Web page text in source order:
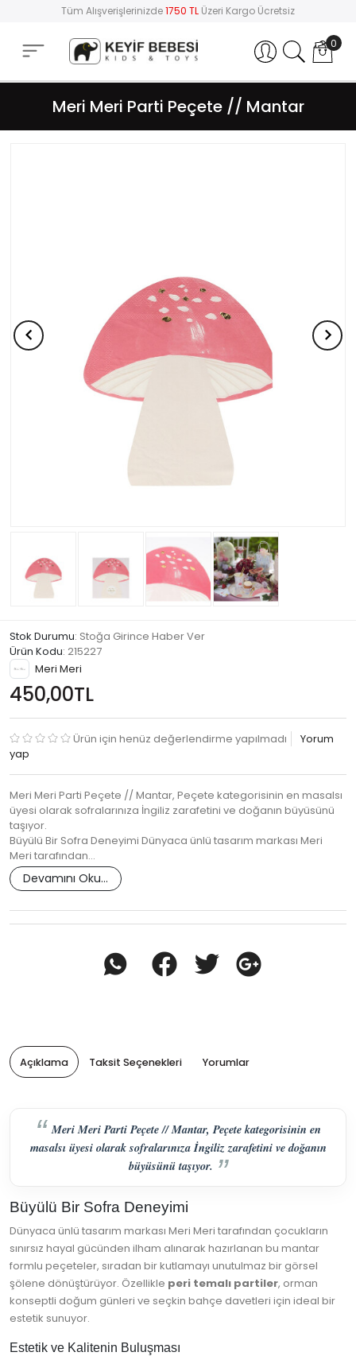
Tüm Alışverişlerinizde1750 TL Üzeri Kargo Ücretsiz
Hesabım 0
Meri Meri Parti Peçete // Mantar
Stok Durumu: Stoğa Girince Haber Ver
Ürün Kodu: 215227
Meri Meri
450,00TL
Ürün için henüz değerlendirme yapılmadı
Yorum
yap
Meri Meri Parti Peçete // Mantar, Peçete kategorisinin en masalsı
üyesi olarak sofralarınıza İngiliz zarafetini ve doğanın büyüsünü
taşıyor.
Büyülü Bir Sofra Deneyimi Dünyaca ünlü tasarım markası Meri
Meri tarafından…
Devamını Oku...
Açıklama Taksit Seçenekleri Yorumlar
Meri Meri Parti Peçete // Mantar, Peçete kategorisinin en
masalsı üyesi olarak sofralarınıza İngiliz zarafetini ve doğanın
büyüsünü taşıyor.
Büyülü Bir Sofra Deneyimi
Dünyaca ünlü tasarım markası Meri Meri tarafından çocukların
sınırsız hayal gücünden ilham alınarak hazırlanan bu mantar
formlu peçeteler, sıradan bir kutlamayı unutulmaz bir görsel
şölene dönüştürüyor. Özellikle peri temalı partiler, orman
konseptli doğum günleri ve seçkin bahçe davetleri için ideal bir
estetik sunuyor.
Estetik ve Kalitenin Buluşması